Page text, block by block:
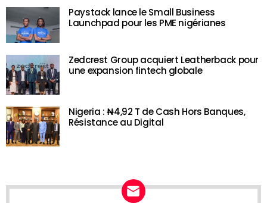
Paystack lance le Small Business
Launchpad pour les PME nigérianes
Zedcrest Group acquiert Leatherback pour
une expansion fintech globale
Nigeria : ₦4,92 T de Cash Hors Banques,
Résistance au Digital